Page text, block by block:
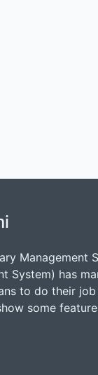
Management
System) has
to do their
some